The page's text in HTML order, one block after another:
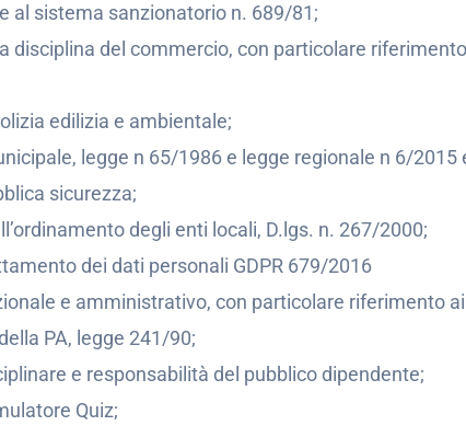
al sistema sanzionatorio n. 689/81;
disciplina del commercio, con particolare
edilizia e ambientale;
legge n 65/1986 e legge regionale n 6/2015
sicurezza;
degli enti locali, D.lgs. n. 267/2000;
dei dati personali GDPR 679/2016
e amministrativo, con particolare riferimento
PA, legge 241/90;
e responsabilità del pubblico dipendente;
Quiz;